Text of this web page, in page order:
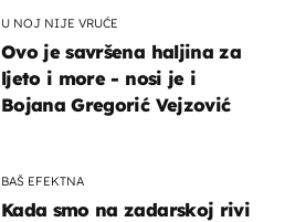
U NOJ NIJE VRUĆE
Ovo je savršena haljina za
ljeto i more - nosi je i
Bojana Gregorić Vejzović
BAŠ EFEKTNA
Kada smo na zadarskoj rivi